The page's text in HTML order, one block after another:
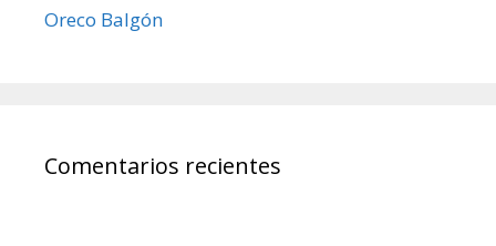
Oreco Balgón
Comentarios recientes